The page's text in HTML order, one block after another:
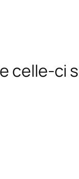
celle-ci